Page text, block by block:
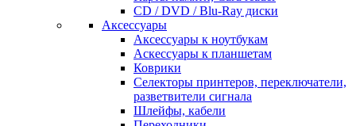
CD / DVD / Blu-Ray диски
Аксессуары
Аксессуары к ноутбукам
Аскессуары к планшетам
Коврики
Селекторы принтеров, переключатели,
разветвители сигнала
Шлейфы, кабели